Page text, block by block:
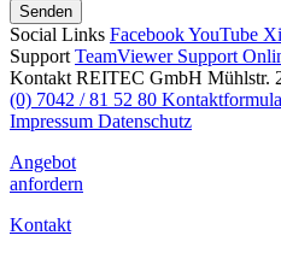
Senden
Social Links FacebookYouTube
Support TeamViewer Support
Kontakt REITEC GmbH Mühlstr.
(0) 7042 / 81 52 80
Impressum Datenschutz
Angebot
anfordern
Kontakt